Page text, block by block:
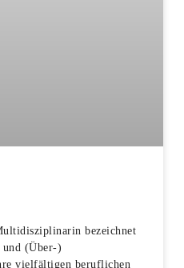
bezeichnet
und (Über-)
vielfältigen beruflichen